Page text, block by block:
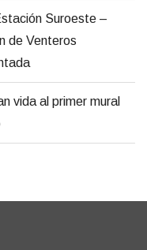
Suroeste –
de Venteros
vida al primer mural